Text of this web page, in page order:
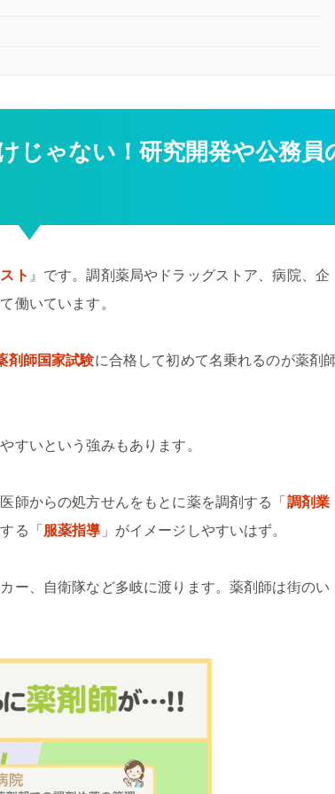
じゃない！研究開発や公務員
ト 』です。調剤薬局やドラッグストア、病院、企
働いています。
剤師国家試験に合格して初めて名乗れるのが薬剤
すいという強みもあります。
師からの処方せんをもとに薬を調剤する「 調剤業
る「 服薬指導 」がイメージしやすいはず。
ー、自衛隊など多岐に渡ります。薬剤師は街のい